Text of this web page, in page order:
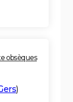
obsèques
)